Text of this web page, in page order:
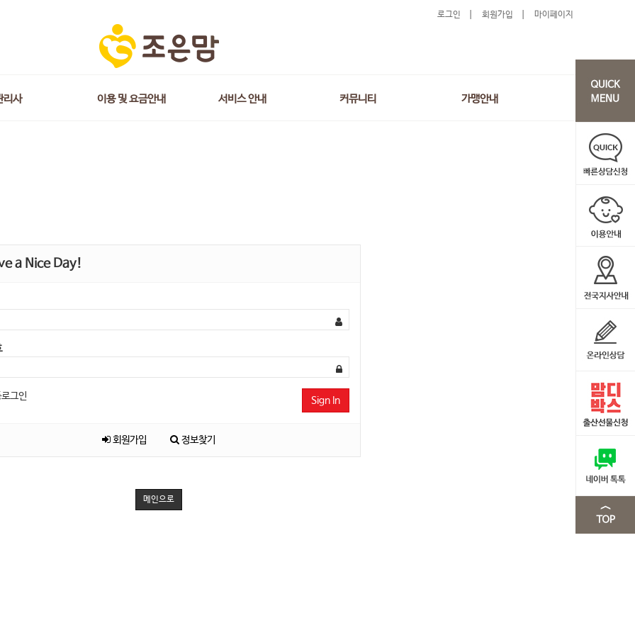
로그인 회원가입 마이페이지
리사 이용 및 요금안내 서비스 안내 커뮤니티 가맹안내
a Nice Day!
그인 Sign In
회원가입 정보찾기
메인으로